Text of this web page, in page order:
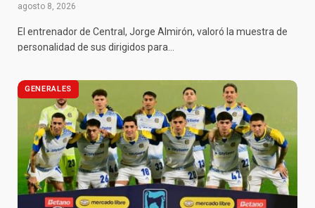
agosto 8, 2026
El entrenador de Central, Jorge Almirón, valoró la muestra de
personalidad de sus dirigidos para…
GENERALES